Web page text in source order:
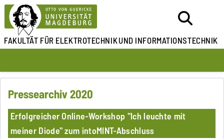
FAKULTÄT FÜR ELEKTROTECHNIKUND INFORMATIONSTECHNIK
Pressearchiv 2020
Erfolgreicher Online-Workshop "Ich leuchte mit
meiner Diode" zum intoMINT-Abschluss